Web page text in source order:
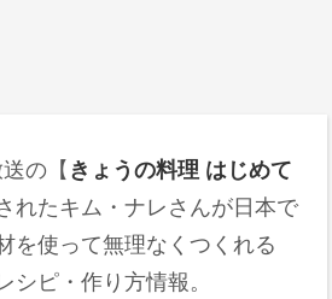
の【 きょうの料理 はじめて
れたキム・ナレさんが日本で
を使って無理なくつくれる
シピ・作り方情報。